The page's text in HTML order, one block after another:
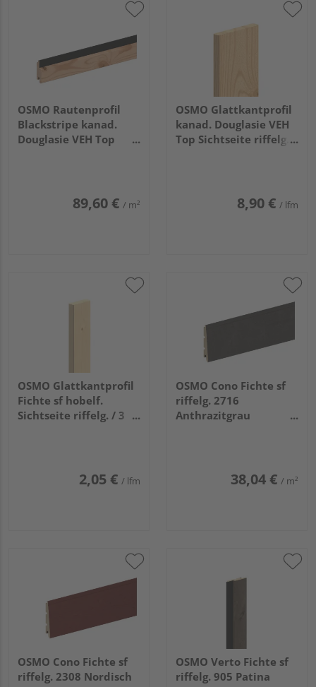
OSMO Rautenprofil
Blackstripe kanad.
Douglasie VEH Top
89,60 € / m²
OSMO Glattkantprofil
kanad. Douglasie VEH
Top Sichtseite riffelg. /
8,90 € / lfm
OSMO Glattkantprofil
Fichte sf hobelf.
Sichtseite riffelg. / 3
2,05 € / lfm
OSMO Cono Fichte sf
riffelg. 2716
Anthrazitgrau
38,04 € / m²
OSMO Cono Fichte sf
riffelg. 2308 Nordisch
OSMO Verto Fichte sf
riffelg. 905 Patina